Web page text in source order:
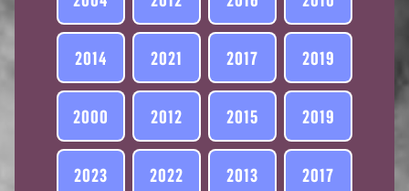
2014 2021 2017 2019
2000 2012 2015 2019
2023 2022 2013 2017